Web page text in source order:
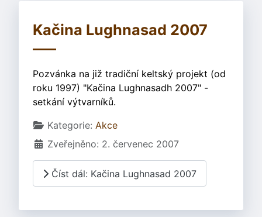
Kačina Lughnasad 2007
Pozvánka na již tradiční keltský projekt (od
roku 1997) "Kačina Lughnasadh 2007" -
setkání výtvarníků.
Základní údaje
Kategorie: Akce
Zveřejněno: 2. červenec 2007
Číst dál: Kačina Lughnasad 2007